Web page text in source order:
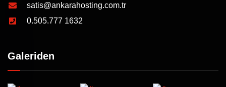
satis@ankarahosting.com.tr
0.505.777 1632
Galeriden